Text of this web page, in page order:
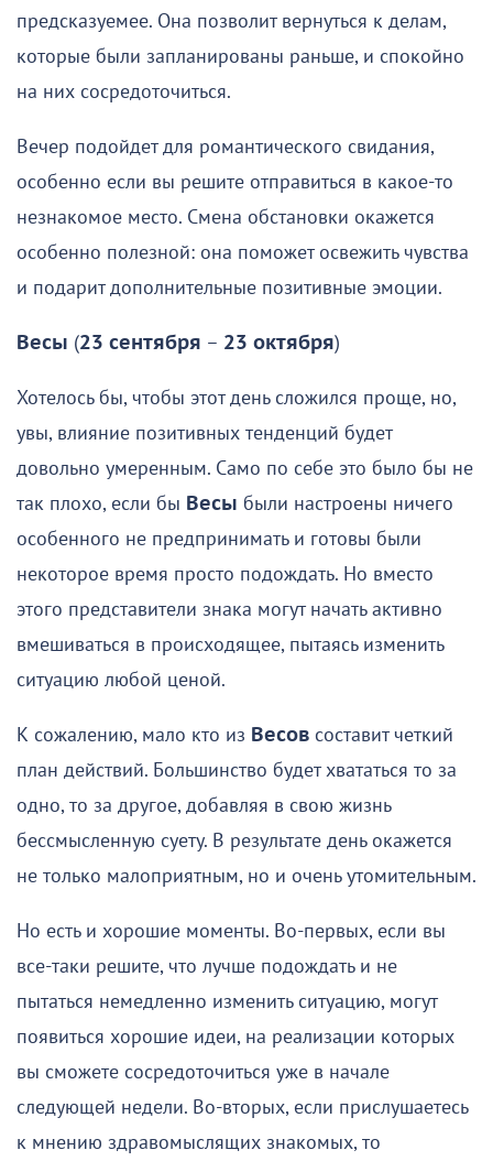
предсказуемее. Она позволит вернуться к делам,
которые были запланированы раньше, и спокойно
на них сосредоточиться.
Вечер подойдет для романтического свидания,
особенно если вы решите отправиться в какое-то
незнакомое место. Смена обстановки окажется
особенно полезной: она поможет освежить чувства
и подарит дополнительные позитивные эмоции.
Весы (23 сентября – 23 октября)
Хотелось бы, чтобы этот день сложился проще, но,
увы, влияние позитивных тенденций будет
довольно умеренным. Само по себе это было бы не
так плохо, если бы Весы были настроены ничего
особенного не предпринимать и готовы были
некоторое время просто подождать. Но вместо
этого представители знака могут начать активно
вмешиваться в происходящее, пытаясь изменить
ситуацию любой ценой.
К сожалению, мало кто из Весов составит четкий
план действий. Большинство будет хвататься то за
одно, то за другое, добавляя в свою жизнь
бессмысленную суету. В результате день окажется
не только малоприятным, но и очень утомительным.
Но есть и хорошие моменты. Во-первых, если вы
все-таки решите, что лучше подождать и не
пытаться немедленно изменить ситуацию, могут
появиться хорошие идеи, на реализации которых
вы сможете сосредоточиться уже в начале
следующей недели. Во-вторых, если прислушаетесь
к мнению здравомыслящих знакомых, то